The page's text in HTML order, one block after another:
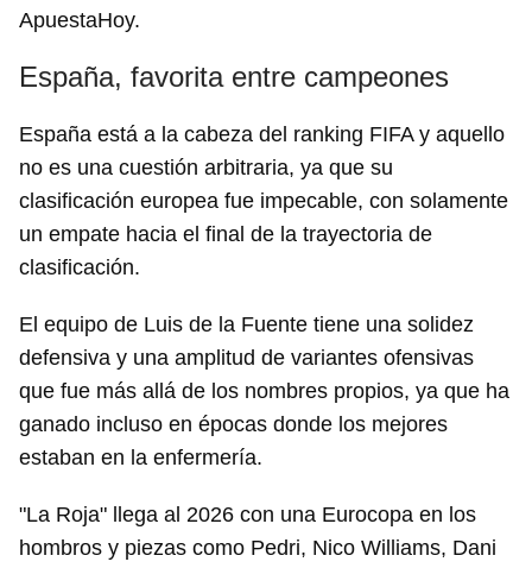
ApuestaHoy.
España, favorita entre campeones
España está a la cabeza del ranking FIFA y aquello
no es una cuestión arbitraria, ya que su
clasificación europea fue impecable, con solamente
un empate hacia el final de la trayectoria de
clasificación.
El equipo de Luis de la Fuente tiene una solidez
defensiva y una amplitud de variantes ofensivas
que fue más allá de los nombres propios, ya que ha
ganado incluso en épocas donde los mejores
estaban en la enfermería.
"La Roja" llega al 2026 con una Eurocopa en los
hombros y piezas como Pedri, Nico Williams, Dani